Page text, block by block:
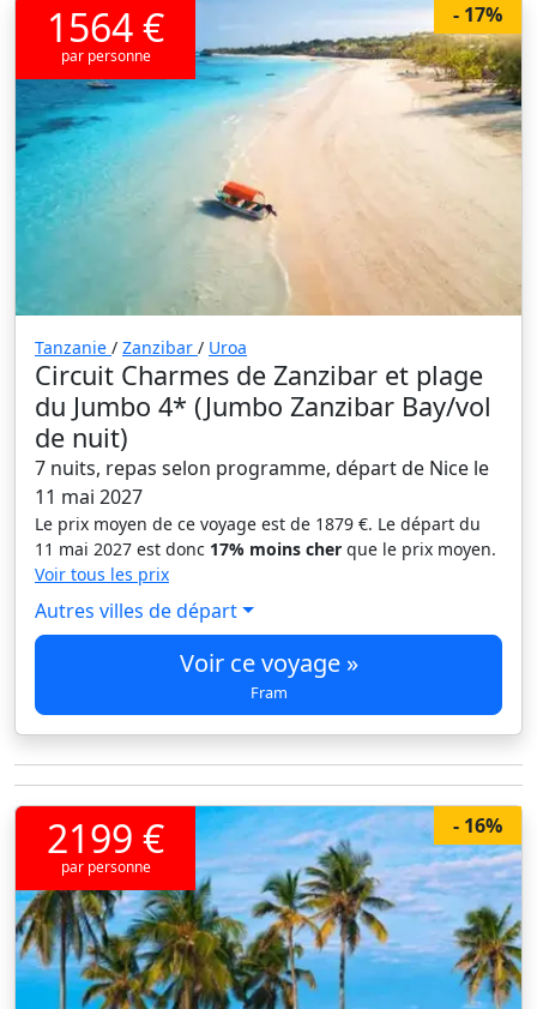
- 17%
1564 €
par personne
Tanzanie / Zanzibar / Uroa
Circuit Charmes de Zanzibar et plage
du Jumbo 4* (Jumbo Zanzibar Bay/vol
de nuit)
7 nuits, repas selon programme, départ de Nice le
11 mai 2027
Le prix moyen de ce voyage est de 1879 €. Le départ du
11 mai 2027 est donc 17% moins cher que le prix moyen.
Voir tous les prix
Autres villes de départ
Voir ce voyage »
Fram
- 16%
2199 €
par personne